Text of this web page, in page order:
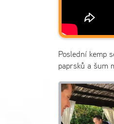
Poslední kemp
paprsků a šum